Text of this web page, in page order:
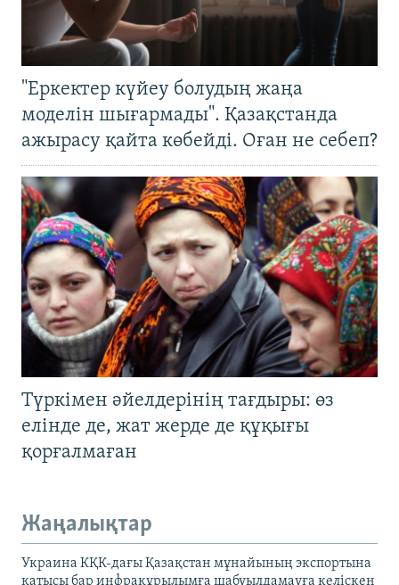
"Еркектер күйеу болудың жаңа
моделін шығармады". Қазақстанда
ажырасу қайта көбейді. Оған не себеп?
Түркімен әйелдерінің тағдыры: өз
елінде де, жат жерде де құқығы
қорғалмаған
Жаңалықтар
Украина КҚК-дағы Қазақстан мұнайының экспортына
қатысы бар инфрақұрылымға шабуылдамауға келіскен